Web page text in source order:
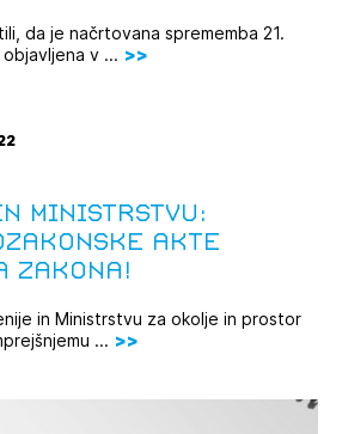
da je načrtovana sprememba 21.
v ...
ministrstvu:
akte
zakona!
in Ministrstvu za okolje in prostor
...